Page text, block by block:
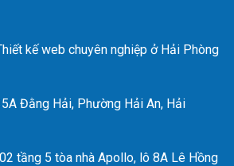
kế web chuyên nghiệp ở Hải Phòng
Đằng Hải, Phường Hải An, Hải
tầng 5 tòa nhà Apollo, lô 8A Lê Hồng